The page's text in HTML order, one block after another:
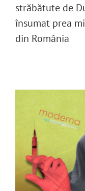
străbătute de
însumat prea
din România